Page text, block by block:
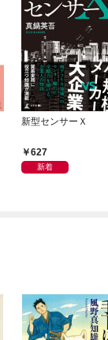
新型センサーＸ
627
新着